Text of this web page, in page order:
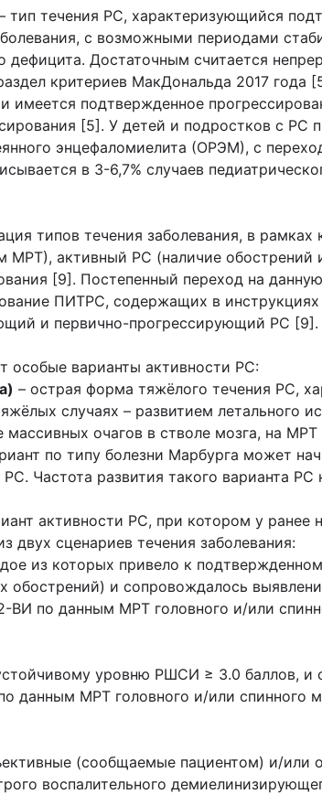
тип течения РС, характеризующийся
с возможными периодами
дефицита. Достаточным считается
критериев МакДональда 2017
подтвержденное
[5]. У детей и подростков с РС
энцефаломиелита (ОРЭМ), с
в 3-6,7% случаев
типов течения заболевания, в
МРТ), активный РС (наличие
[9]. Постепенный переход на
ПИТРС, содержащих в
и первично-прогрессирующий РС [9].
особые варианты активности РС:
– острая форма тяжёлого течения РС,
случаях – развитием летального
массивных очагов в стволе мозга, на
по типу болезни Марбурга может
Частота развития такого варианта РС
активности РС, при котором у ранее
двух сценариев течения заболевания:
из которых привело к
и сопровождалось
ВИ по данным МРТ головного и/или
уровню РШСИ ≥ 3.0 баллов,
данным МРТ головного и/или спинного
(сообщаемые пациентом) и/или
воспалительного